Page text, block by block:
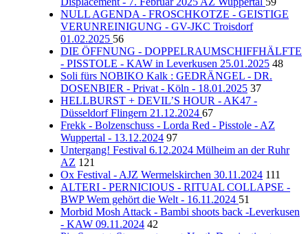
NULL AGENDA - FROSCHKOTZE - GEISTIGE
VERUNREINIGUNG - GV-JKC Troisdorf
01.02.2025 56
DIE ÖFFNUNG - DOPPELRAUMSCHIFFHÄLFTE
- PISSTOLE - KAW in Leverkusen 25.01.2025 48
Soli fürs NOBIKO Kalk : GEDRÄNGEL - DR.
DOSENBIER - Privat - Köln - 18.01.2025 37
HELLBURST + DEVIL’S HOUR - AK47 -
Düsseldorf Flingern 21.12.2024 67
Frekk - Bolzenschuss - Lorda Red - Pisstole - AZ
Wuppertal - 13.12.2024 97
Untergang! Festival 6.12.2024 Mülheim an der Ruhr
AZ 121
Ox Festival - AJZ Wermelskirchen 30.11.2024 111
ALTERI - PERNICIOUS - RITUAL COLLAPSE -
BWP Wem gehört die Welt - 16.11.2024 51
Morbid Mosh Attack - Bambi shoots back -Leverkusen
- KAW 09.11.2024 42